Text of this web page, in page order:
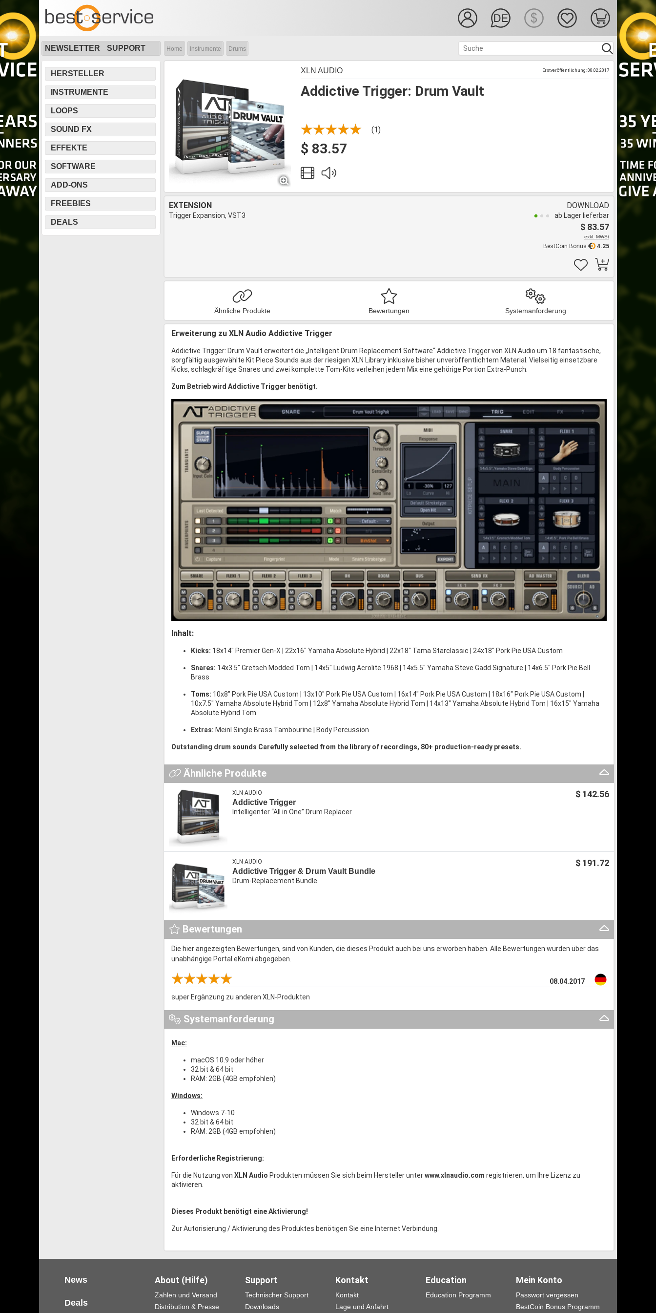
NEWSLETTER SUPPORT Home Instrumente Drums
HERSTELLER
INSTRUMENTE
LOOPS
SOUND FX
EFFEKTE
SOFTWARE
ADD-ONS
FREEBIES
DEALS
Addictive Trigger: Drum Vault
XLN AUDIO Erstveröffentlichung: 08.02.2017
(1)
$ 83.57
EXTENSION
Trigger Expansion, VST3
DOWNLOAD
ab Lager lieferbar
$ 83.57
exkl. MWSt
4.25
BestCoin Bonus
Ähnliche Produkte Bewertungen Systemanforderung
Erweiterung zu XLN Audio Addictive Trigger
Addictive Trigger: Drum Vault erweitert die „Intelligent Drum Replacement Software“ Addictive Trigger von XLN Audio um 18 fantastische,
sorgfältig ausgewählte Kit Piece Sounds aus der riesigen XLN Library inklusive bisher unveröffentlichtem Material. Vielseitig einsetzbare
Kicks, schlagkräftige Snares und zwei komplette Tom-Kits verleihen jedem Mix eine gehörige Portion Extra-Punch.
Zum Betrieb wird Addictive Trigger benötigt.
Inhalt:
Kicks: 18x14" Premier Gen-X | 22x16" Yamaha Absolute Hybrid | 22x18" Tama Starclassic | 24x18" Pork Pie USA Custom
Snares: 14x3.5" Gretsch Modded Tom | 14x5" Ludwig Acrolite 1968 | 14x5.5" Yamaha Steve Gadd Signature | 14x6.5" Pork Pie Bell
Brass
Toms: 10x8" Pork Pie USA Custom | 13x10" Pork Pie USA Custom | 16x14" Pork Pie USA Custom | 18x16" Pork Pie USA Custom |
10x7.5" Yamaha Absolute Hybrid Tom | 12x8" Yamaha Absolute Hybrid Tom | 14x13" Yamaha Absolute Hybrid Tom | 16x15" Yamaha
Absolute Hybrid Tom
Extras: Meinl Single Brass Tambourine | Body Percussion
Outstanding drum sounds Carefully selected from the library of recordings, 80+ production-ready presets.
Ähnliche Produkte
$ 142.56
XLN AUDIO
Addictive Trigger
Intelligenter “All in One” Drum Replacer
$ 191.72
XLN AUDIO
Addictive Trigger & Drum Vault Bundle
Drum-Replacement Bundle
Bewertungen
Die hier angezeigten Bewertungen, sind von Kunden, die dieses Produkt auch bei uns erworben haben. Alle Bewertungen wurden über das
unabhängige Portal eKomi abgegeben.
08.04.2017
super Ergänzung zu anderen XLN-Produkten
Systemanforderung
Mac:
macOS 10.9 oder höher
32 bit & 64 bit
RAM: 2GB (4GB empfohlen)
Windows:
Windows 7-10
32 bit & 64 bit
RAM: 2GB (4GB empfohlen)
Erforderliche Registrierung:
Für die Nutzung von XLN Audio Produkten müssen Sie sich beim Hersteller unterwww.xlnaudio.com registrieren, um Ihre Lizenz zu
aktivieren.
Dieses Produkt benötigt eine Aktivierung!
Zur Autorisierung / Aktivierung des Produktes benötigen Sie eine Internet Verbindung.
News
Deals
About (Hilfe)
Zahlen und Versand
Distribution & Presse
Support
Technischer Support
Downloads
Kontakt
Kontakt
Lage und Anfahrt
Education
Education Programm
Mein Konto
Passwort vergessen
BestCoin Bonus Programm